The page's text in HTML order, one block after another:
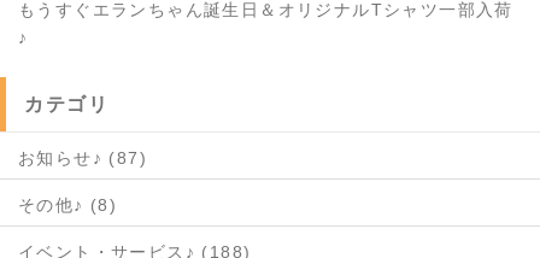
もうすぐエランちゃん誕生日＆オリジナルTシャツ一部入荷
♪
カテゴリ
お知らせ♪ (87)
その他♪ (8)
イベント・サービス♪ (188)